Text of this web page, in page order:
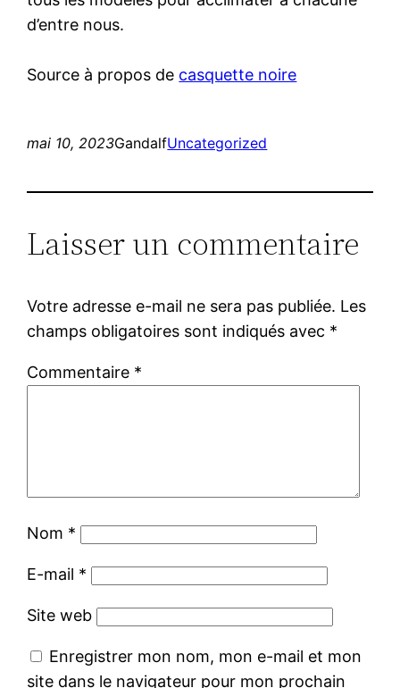
d’entre nous.
Source à propos de casquette noire
mai 10, 2023GandalfUncategorized
Laisser un commentaire
Votre adresse e-mail ne sera pas publiée. Les
champs obligatoires sont indiqués avec *
Commentaire *
Nom *
E-mail *
Site web
Enregistrer mon nom, mon e-mail et mon
site dans le navigateur pour mon prochain